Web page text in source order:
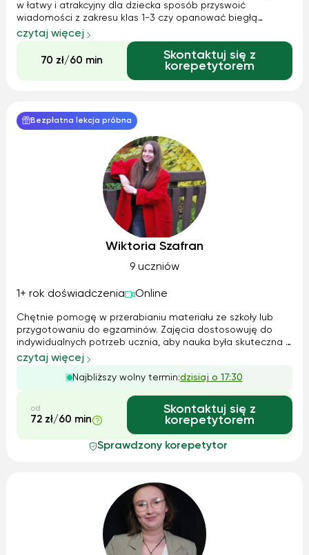
w łatwy i atrakcyjny dla dziecka sposób przyswoić
wiadomości z zakresu klas 1-3 czy opanować biegłą
znajomość j.polskiego. Pomagam również w uzupełnieniu
wiadomości z j.polskiego i historii w zakresie klasy 4.
Gwarantuję miłą atmosferę oraz indy...
czytaj więcej
70 zł/60 min
Skontaktuj się z
korepetytorem
Bezpłatna lekcja próbna
Wiktoria Szafran
9 uczniów
1+ rok doświadczenia Online
Chętnie pomogę w przerabianiu materiału ze szkoły lub
przygotowaniu do egzaminów. Zajęcia dostosowuję do
indywidualnych potrzeb ucznia, aby nauka była skuteczna i
mniej stresująca. Wspólnie pracujemy nad tym, co sprawia
trudność, angażując ucznia w aktywną naukę. Dbam o miłą
i przyjazną atmosferę. Z...
czytaj więcej
Najbliższy wolny termin:dzisiaj o 17:30
od
72 zł/60 min
Skontaktuj się z
korepetytorem
Sprawdzony korepetytor